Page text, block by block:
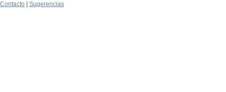
Contacto
Sugerencias